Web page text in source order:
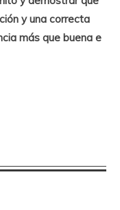
y una correcta
más que buena e